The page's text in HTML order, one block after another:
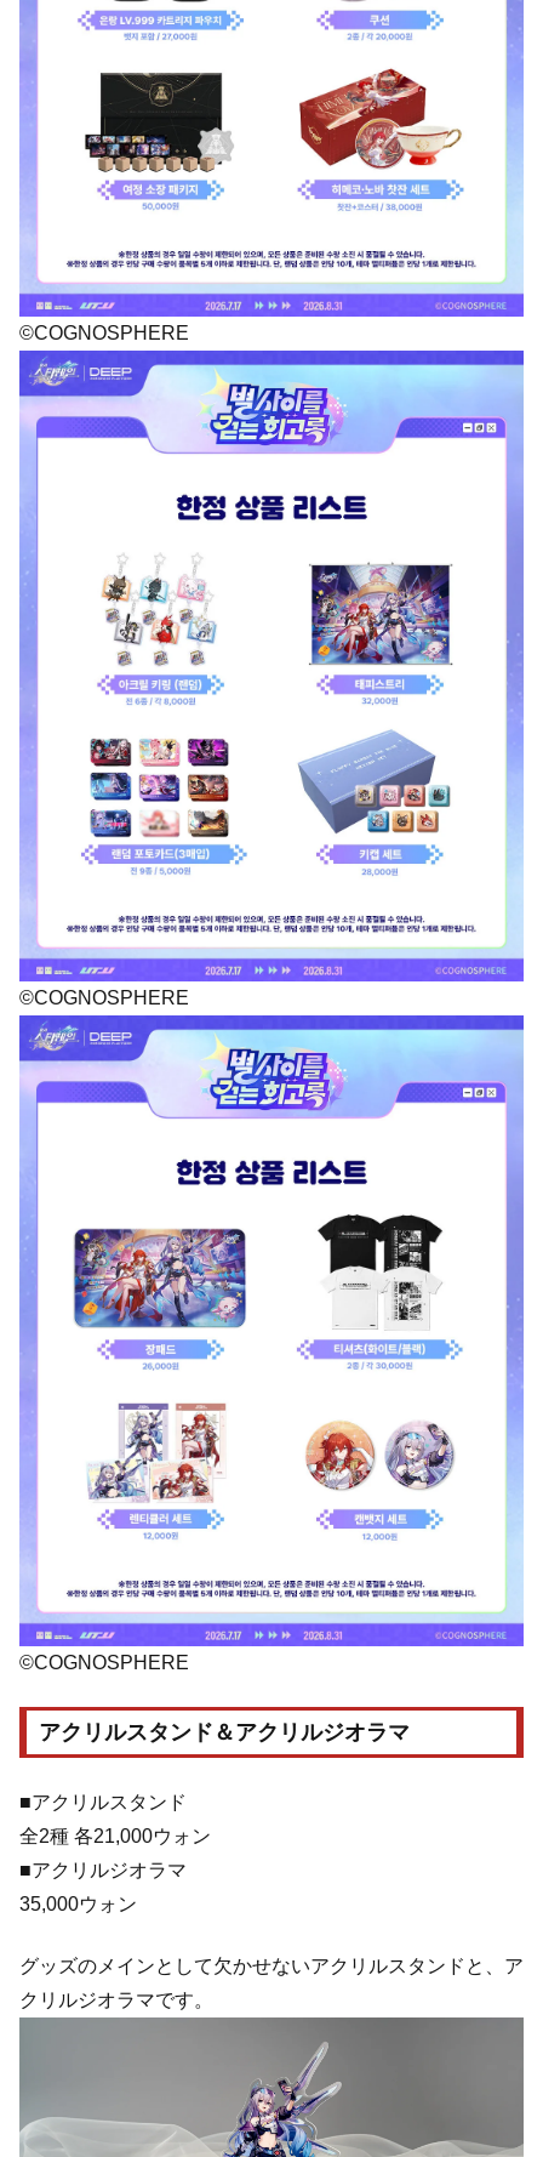
©COGNOSPHERE
©COGNOSPHERE
©COGNOSPHERE
アクリルスタンド＆アクリルジオラマ
■アクリルスタンド
全2種 各21,000ウォン
■アクリルジオラマ
35,000ウォン
グッズのメインとして欠かせないアクリルスタンドと、ア
クリルジオラマです。